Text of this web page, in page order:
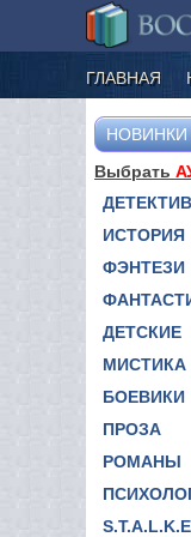
ГЛАВНАЯ
НОВИНКИ
Выбрать
ДЕТЕКТИВ
ИСТОРИЯ
ФЭНТЕЗИ
ДЕТСКИЕ
МИСТИКА
БОЕВИКИ
ПРОЗА
РОМАНЫ